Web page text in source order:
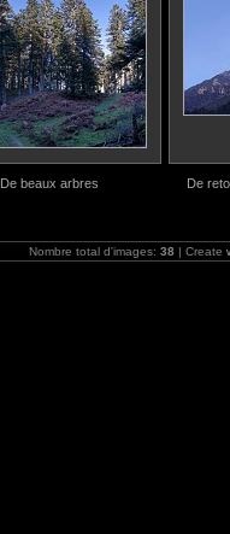
De beaux arbres De
Nombre total d'images: 38 | Create